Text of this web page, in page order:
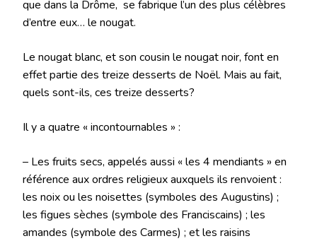
que dans la Drôme, se fabrique l’un des plus célèbres
d’entre eux… le nougat.
Le nougat blanc, et son cousin le nougat noir, font en
effet partie des treize desserts de Noël. Mais au fait,
quels sont-ils, ces treize desserts?
Il y a quatre « incontournables » :
– Les fruits secs, appelés aussi « les 4 mendiants » en
référence aux ordres religieux auxquels ils renvoient :
les noix ou les noisettes (symboles des Augustins) ;
les figues sèches (symbole des Franciscains) ; les
amandes (symbole des Carmes) ; et les raisins